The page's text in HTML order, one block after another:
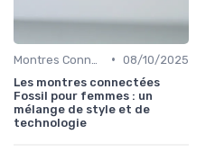
• 08/10/2025
Les montres connectées
Fossil pour femmes : un
mélange de style et de
technologie